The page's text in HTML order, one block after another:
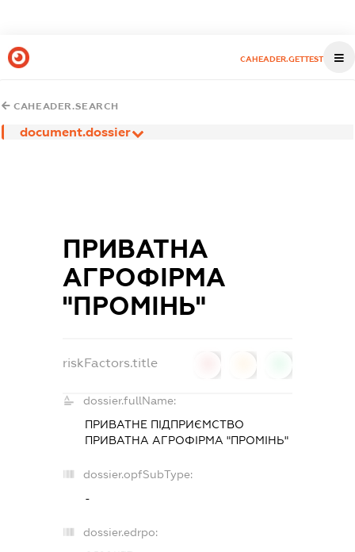
CAHEADER.GETTEST
CAHEADER.SEARCH
document.dossier
ПРИВАТНА
АГРОФІРМА
"ПРОМІНЬ"
riskFactors.title
dossier.fullName:
ПРИВАТНЕ ПІДПРИЄМСТВО
ПРИВАТНА АГРОФІРМА "ПРОМІНЬ"
dossier.opfSubType:
-
dossier.edrpo: